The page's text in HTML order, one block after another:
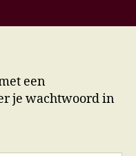
een
je wachtwoord in